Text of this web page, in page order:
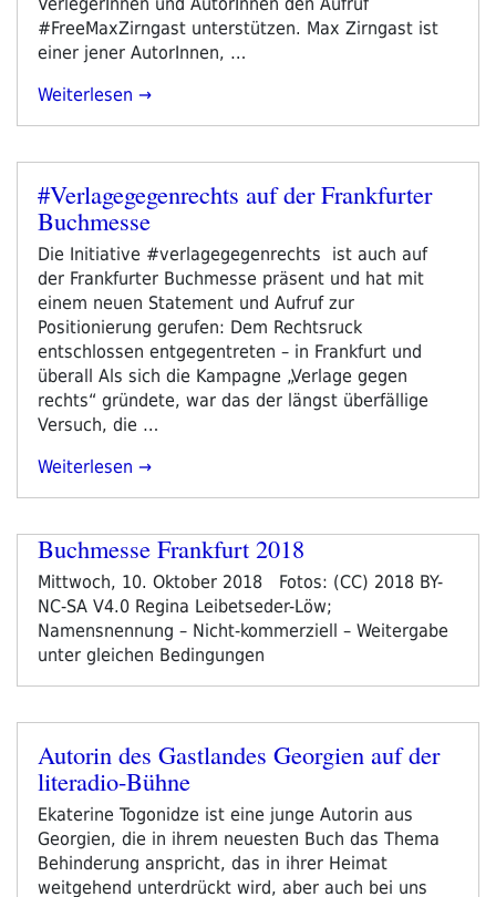
#FreeMaxZirngast unterstützen. Max Zirngast ist
einer jener AutorInnen, …
„Nachlese
2018“
Weiterlesen
Veröffentlicht
am
#Verlagegegenrechts auf der Frankfurter
Buchmesse
Die Initiative #verlagegegenrechts ist auch auf
der Frankfurter Buchmesse präsent und hat mit
einem neuen Statement und Aufruf zur
Positionierung gerufen: Dem Rechtsruck
entschlossen entgegentreten – in Frankfurt und
überall Als sich die Kampagne „Verlage gegen
rechts“ gründete, war das der längst überfällige
Versuch, die …
„#Verlagegegenrechts
Frankfurter
Buchmesse“
Weiterlesen
Buchmesse Frankfurt 2018
Mittwoch, 10. Oktober 2018 Fotos: (CC) 2018 BY-
NC-SA V4.0 Regina Leibetseder-Löw;
Namensnennung – Nicht-kommerziell – Weitergabe
unter gleichen Bedingungen
Veröffentlicht
am
Autorin des Gastlandes Georgien auf der
literadio-Bühne
Ekaterine Togonidze ist eine junge Autorin aus
Georgien, die in ihrem neuesten Buch das Thema
Behinderung anspricht, das in ihrer Heimat
weitgehend unterdrückt wird, aber auch bei uns